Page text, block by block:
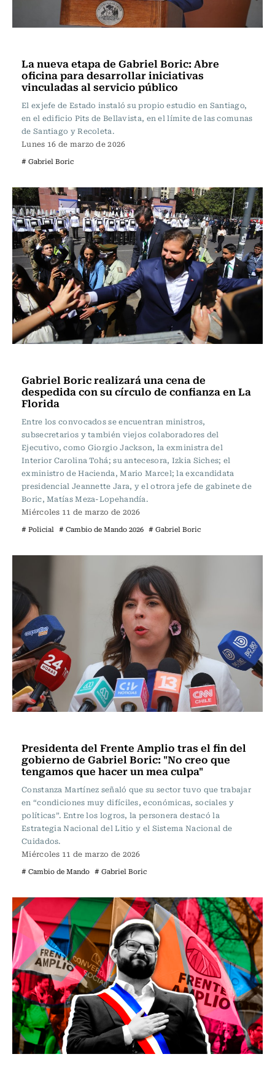
La nueva etapa de Gabriel Boric: Abre
oficina para desarrollar iniciativas
vinculadas al servicio público
El exjefe de Estado instaló su propio estudio en Santiago,
en el edificio Pits de Bellavista, en el límite de las comunas
de Santiago y Recoleta.
Lunes 16 de marzo de 2026
# Gabriel Boric
Gabriel Boric realizará una cena de
despedida con su círculo de confianza en La
Florida
Entre los convocados se encuentran ministros,
subsecretarios y también viejos colaboradores del
Ejecutivo, como Giorgio Jackson, la exministra del
Interior Carolina Tohá; su antecesora, Izkia Siches; el
exministro de Hacienda, Mario Marcel; la excandidata
presidencial Jeannette Jara, y el otrora jefe de gabinete de
Boric, Matías Meza-Lopehandía.
Miércoles 11 de marzo de 2026
# Policial # Cambio de Mando 2026 # Gabriel Boric
Presidenta del Frente Amplio tras el fin del
gobierno de Gabriel Boric: "No creo que
tengamos que hacer un mea culpa"
Constanza Martínez señaló que su sector tuvo que trabajar
en “condiciones muy difíciles, económicas, sociales y
políticas”. Entre los logros, la personera destacó la
Estrategia Nacional del Litio y el Sistema Nacional de
Cuidados.
Miércoles 11 de marzo de 2026
# Cambio de Mando # Gabriel Boric